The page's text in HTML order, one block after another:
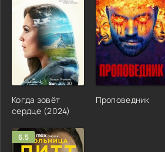
Когда зовёт
сердце (2024)
Проповедник
6.5